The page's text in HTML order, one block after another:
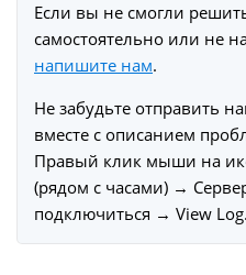
Если вы не смогли
самостоятельно или не
напишите нам.
Не забудьте отправить
вместе с описанием
Правый клик мыши на
(рядом с часами) →
подключиться → View Log.